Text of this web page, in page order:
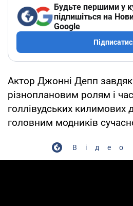
Будьте першими у
підпишіться на
Google
Актор Джонні Депп
різноплановим ролям і
голлівудських килимових
головним модників